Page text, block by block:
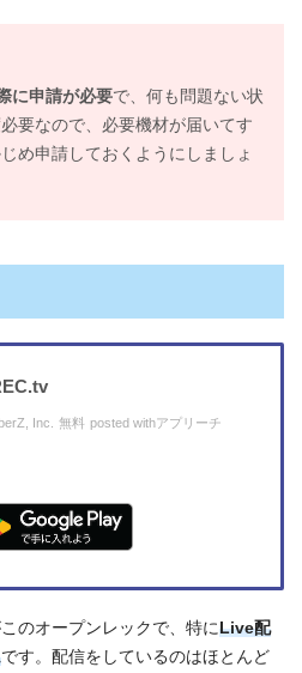
に申請が必要で、何も問題ない状
要なので、必要機材が届いてす
め申請しておくようにしましょ
Inc. 無料 posted withアプリーチ
のオープンレックで、特にLive配
です。配信をしているのはほとんど